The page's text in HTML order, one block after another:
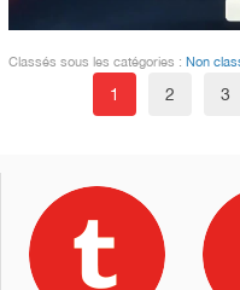
Classés sous les catégories : Non
1 2 3